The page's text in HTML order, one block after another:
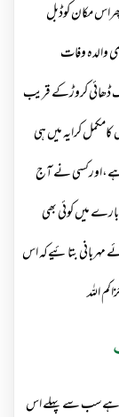
ذاتی تھے،پھراس مکان کوڈبل
لگاکربنوایا،پھر2012 میں ہماری والدہ وفات
ڈھائی کروڑکے قریب
کامکمل کرایہ میں ہی
نے آج
میں کوئی بھی
بتائیےکہ اس
اللہ
سے پہلے اس